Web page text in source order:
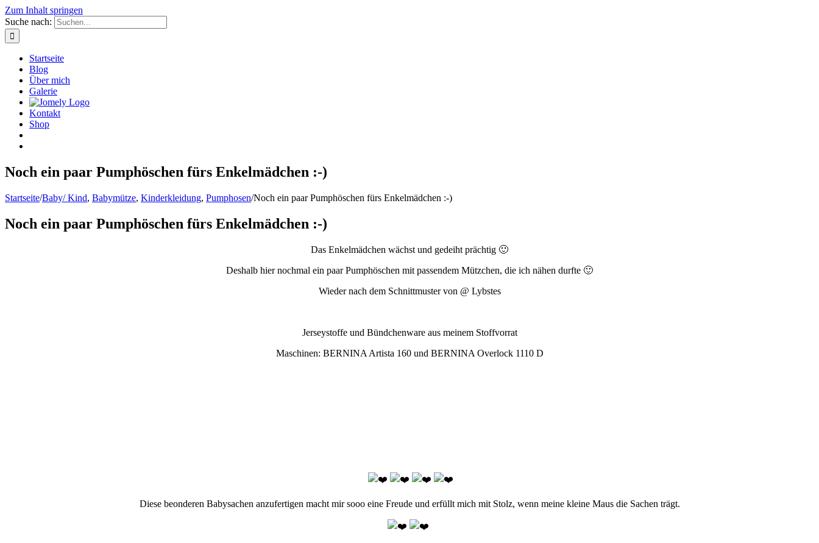
Zum Inhalt springen
Suche nach:
Startseite
Blog
Über mich
Galerie
Kontakt
Shop
Noch ein paar Pumphöschen fürs Enkelmädchen :-)
Startseite/Baby/ Kind, Babymütze, Kinderkleidung, Pumphosen/Noch ein paar Pumphöschen fürs Enkelmädchen :-)
Noch ein paar Pumphöschen fürs Enkelmädchen :-)
Das Enkelmädchen wächst und gedeiht prächtig 🙂
Deshalb hier nochmal ein paar Pumphöschen mit passendem Mützchen, die ich nähen durfte 🙂
Wieder nach dem Schnittmuster von @ Lybstes
Jerseystoffe und Bündchenware aus meinem Stoffvorrat
Maschinen: BERNINA Artista 160 und BERNINA Overlock 1110 D
Diese beonderen Babysachen anzufertigen macht mir sooo eine Freude und erfüllt mich mit Stolz, wenn meine kleine Maus die Sachen trägt.